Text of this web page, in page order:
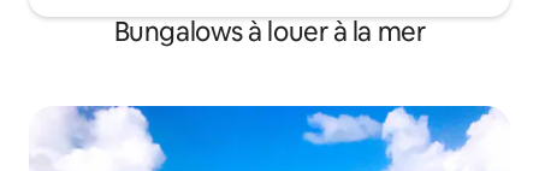
Bungalows à louer à la mer